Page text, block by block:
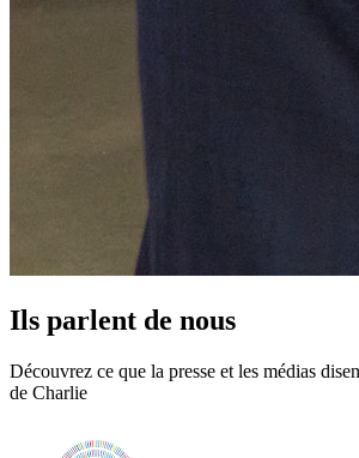
Ils parlent de nous
Découvrez ce que la presse et les médias
de Charlie